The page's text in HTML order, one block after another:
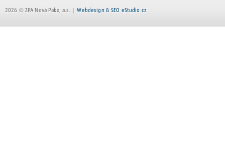
2026 © ZPA Nová Paka, a.s. Webdesign & SEO eStudio.cz